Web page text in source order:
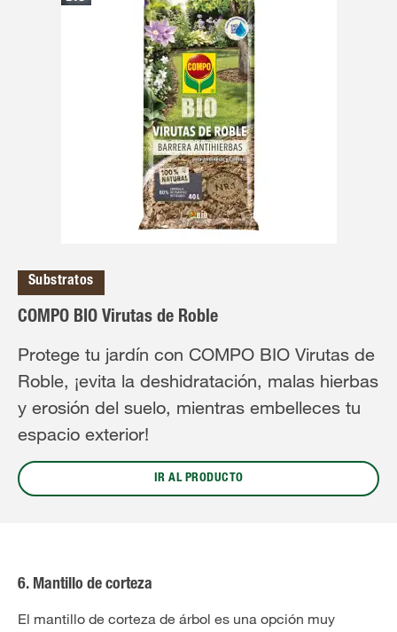
Substratos
COMPO BIO Virutas de Roble
Protege tu jardín con COMPO BIO Virutas de
Roble, ¡evita la deshidratación, malas hierbas
y erosión del suelo, mientras embelleces tu
espacio exterior!
IR AL PRODUCTO
6. Mantillo de corteza
El mantillo de corteza de árbol es una opción muy